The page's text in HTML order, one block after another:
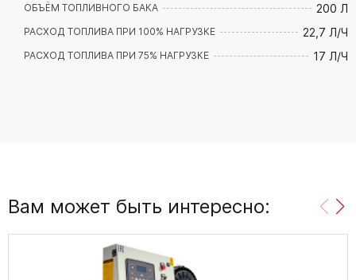
ОБЪЁМ ТОПЛИВНОГО БАКА 200 Л
РАСХОД ТОПЛИВА ПРИ 100% НАГРУЗКЕ 22,7 Л/Ч
РАСХОД ТОПЛИВА ПРИ 75% НАГРУЗКЕ 17 Л/Ч
Вам может быть интересно: